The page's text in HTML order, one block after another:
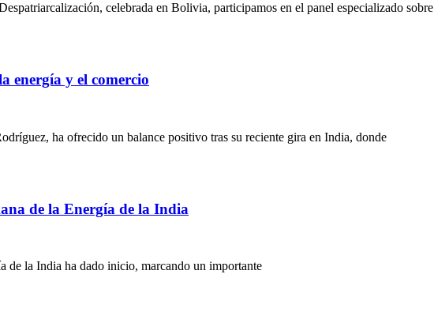
celebrada en Bolivia, participamos en el panel especializado sobre
energía y el comercio
ha ofrecido un balance positivo tras su reciente gira en India, donde
de la Energía de la India
de la India ha dado inicio, marcando un importante